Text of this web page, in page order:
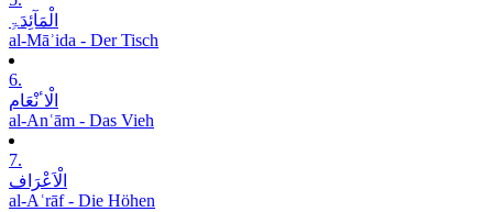
الْمَآئِدَۃِ
al-Māʾida - Der Tisch
6.
الْاٴنْعَام
al-Anʿām - Das Vieh
7.
الْاَعْرَاف
al-Aʿrāf - Die Höhen